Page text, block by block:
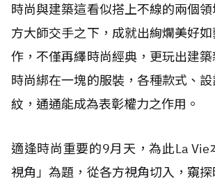
時尚與建築這看似搭上不線的兩個
方大師交手之下，成就出絢爛美好
作，不僅再繹時尚經典，更玩出建
時尚綁在一塊的服裝，各種款式、
紋，通通能成為表彰權力之作用。
適逢時尚重要的9月天，為此La Vie
視角」為題，從各方視角切入，窺